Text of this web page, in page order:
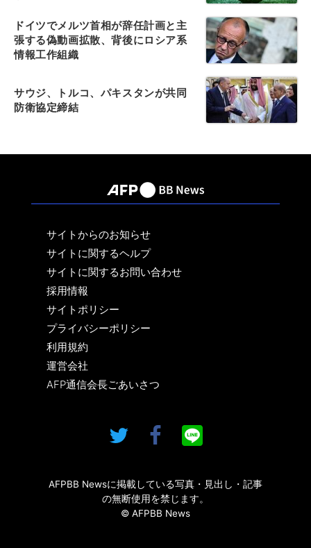
ドイツでメルツ首相が辞任計画と主
張する偽動画拡散、背後にロシア系
情報工作組織
サウジ、トルコ、パキスタンが共同
防衛協定締結
サイトからのお知らせ
サイトに関するヘルプ
サイトに関するお問い合わせ
採用情報
サイトポリシー
プライバシーポリシー
利用規約
運営会社
AFP通信会長ごあいさつ
AFPBB Newsに掲載している写真・見出し・記事
の無断使用を禁じます。
© AFPBB News